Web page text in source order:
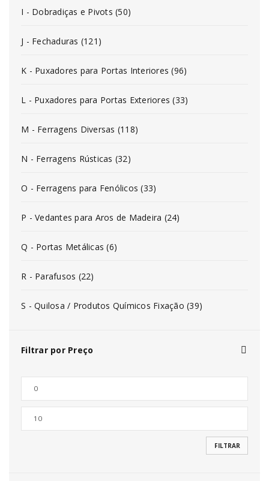
I - Dobradiças e Pivots (50)
J - Fechaduras (121)
K - Puxadores para Portas Interiores (96)
L - Puxadores para Portas Exteriores (33)
M - Ferragens Diversas (118)
N - Ferragens Rústicas (32)
O - Ferragens para Fenólicos (33)
P - Vedantes para Aros de Madeira (24)
Q - Portas Metálicas (6)
R - Parafusos (22)
S - Quilosa / Produtos Químicos Fixação (39)
Filtrar por Preço
FILTRAR